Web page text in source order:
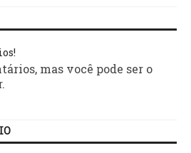
mas você pode ser o